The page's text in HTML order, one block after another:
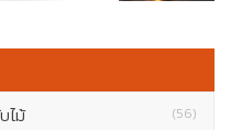
ไม้ (56)